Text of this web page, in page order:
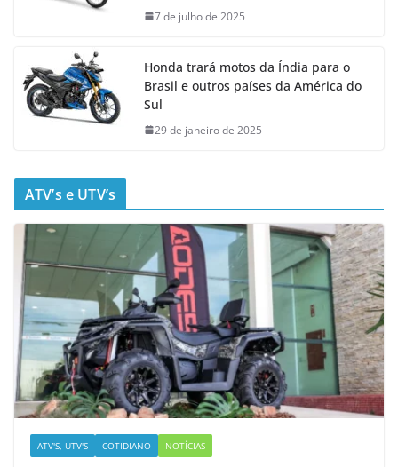
7 de julho de 2025
Honda trará motos da Índia para o
Brasil e outros países da América do
Sul
29 de janeiro de 2025
ATV’s e UTV’s
ATV'S, UTV'S COTIDIANO NOTÍCIAS